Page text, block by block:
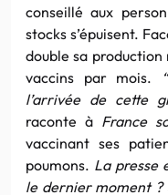
conseillé aux
stocks s’épuisent.
double sa
vaccins par mois.
l’arrivée de cette
raconte à France
vaccinant ses
poumons. La presse
le dernier moment ?